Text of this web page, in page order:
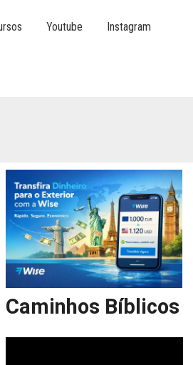
Youtube Instagram
Caminhos Bíblicos